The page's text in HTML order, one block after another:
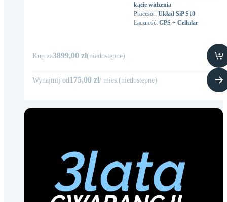
kącie widzenia
Procesor: Układ SiP S10
Łączność: GPS + Cellular
Kup za3899,00 zł(niedostępne)
Wynajmij od175,00 zł/ mies (niedostępne)